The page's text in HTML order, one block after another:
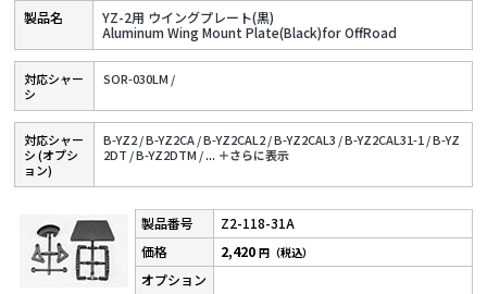
YZ-2用 ウイングプレート(黒)
Aluminum Wing Mount Plate(Black)for OffRoad
対応シャー
シ
SOR-030LM /
対応シャー
シ (オプシ
ョン)
B-YZ2 /B-YZ2CA /B-YZ2CAL2 /B-YZ2CAL3 /B-YZ2CAL31-1 /B-YZ
2DT /B-YZ2DTM /... ＋さらに表⽰
Z2-118-31A
2,420円（税込）